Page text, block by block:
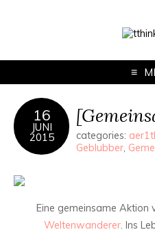
16
JUNI
2015 categories:
Geblubber,
Eine gemeinsame Aktion
Weltenwanderer. Ins